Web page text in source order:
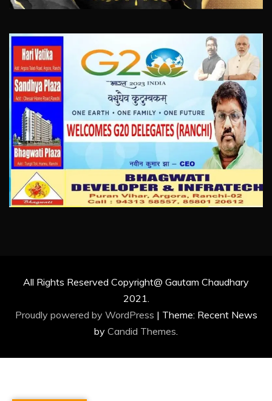
All Rights Reserved Copyright@ Gautam Chaudhary
2021.
Proudly powered by WordPress | Theme: Recent News
by Candid Themes.